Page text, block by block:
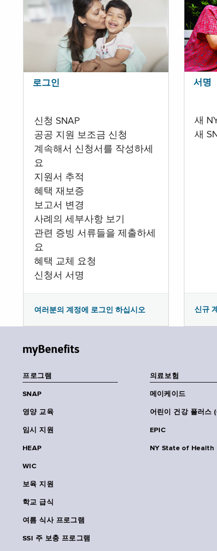
로그인
신청 SNAP
공공 지원 보조금 신청
계속해서 신청서를 작성하세
요
지원서 추적
혜택 재보증
보고서 변경
사례의 세부사항 보기
관련 증빙 서류들을 제출하세
요
혜택 교체 요청
신청서 서명
여러분의 계정에 로그인 하십시오
서명
새
새
신규
myBenefits
프로그램
SNAP
영양 교육
임시 지원
HEAP
WIC
보육 지원
학교 급식
여름 식사 프로그램
SSI 주 보충 프로그램
의료보험
메이케이드
어린이 건강 플러스
EPIC
NY State of Health